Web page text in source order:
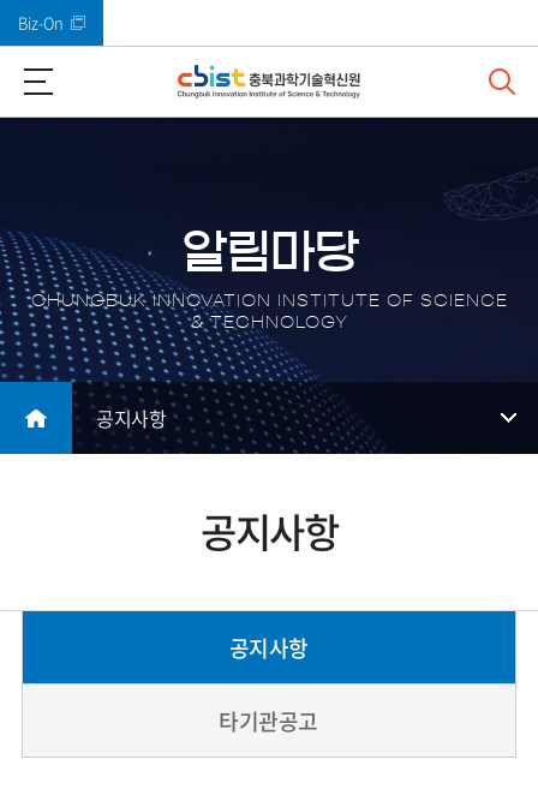
Biz-On
알림마당
CHUNGBUK INNOVATION INSTITUTE OF SCIENCE
& TECHNOLOGY
공지사항
공지사항
공지사항
타기관공고